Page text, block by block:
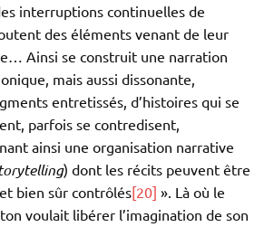
interruptions continuelles de
des éléments venant de leur
Ainsi se construit une narration
mais aussi dissonante,
entretissés, d’histoires qui se
parfois se contredisent,
ainsi une organisation narrative
) dont les récits peuvent être
bien sûr contrôlés[20] ». Là où le
voulait libérer l’imagination de son